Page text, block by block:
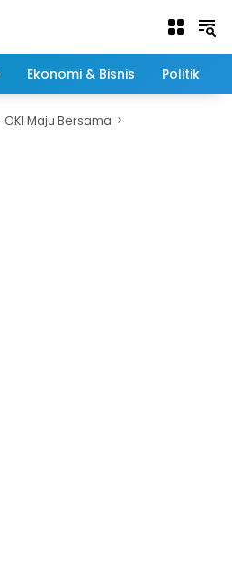
Ekonomi & Bisnis Politik
OKI Maju Bersama